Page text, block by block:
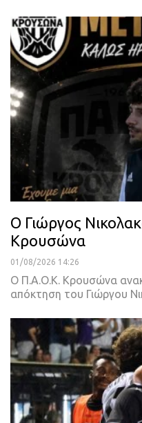
O Γιώργος
Κρουσώνα
01/08/2026 14:26
Ο Π.Α.Ο.Κ. Κρουσώνα
απόκτηση του Γιώργου